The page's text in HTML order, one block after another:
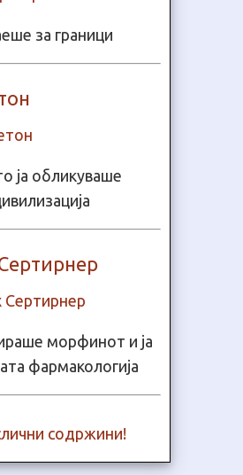
за граници
ја обликуваше
морфинот и ја
фармакологија
содржини!